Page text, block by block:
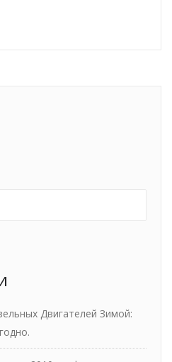
Двигателей Зимой: